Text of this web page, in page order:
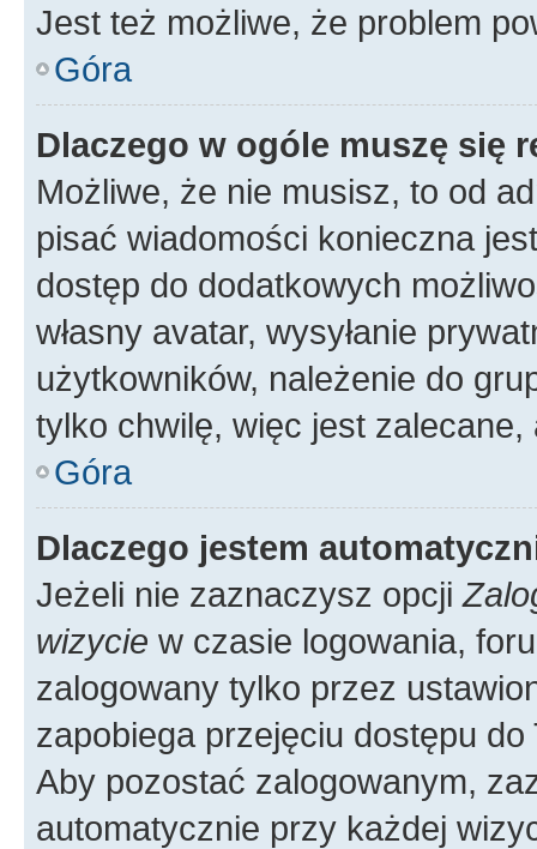
Jest też możliwe, że problem
Góra
Dlaczego w ogóle muszę się
Możliwe, że nie musisz, to od
pisać wiadomości konieczna
dostęp do dodatkowych
własny avatar, wysyłanie
użytkowników, należenie do
tylko chwilę, więc jest zalecane,
Góra
Dlaczego jestem
Jeżeli nie zaznaczysz opcji
wizycie w czasie logowania,
zalogowany tylko przez
zapobiega przejęciu dostępu
Aby pozostać zalogowanym,
automatycznie przy każdej